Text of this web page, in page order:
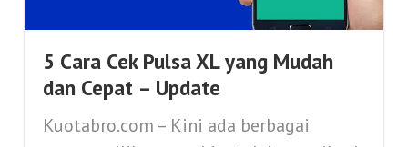
5 Cara Cek Pulsa XL yang Mudah
dan Cepat – Update
Kuotabro.com – Kini ada berbagai